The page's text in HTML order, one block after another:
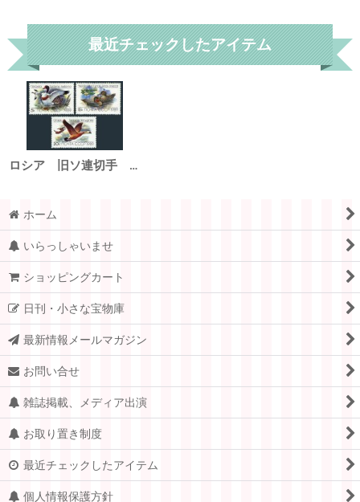
最近チェックしたアイテム
ロシア 旧ソ連切手 1989年 海鳥 カモ 3種
ホーム
いらっしゃいませ
ショッピングカート
日刊・小さな宝物庫
最新情報メールマガジン
お問い合せ
雑誌掲載、メディア出演
お取り置き制度
最近チェックしたアイテム
個人情報保護方針